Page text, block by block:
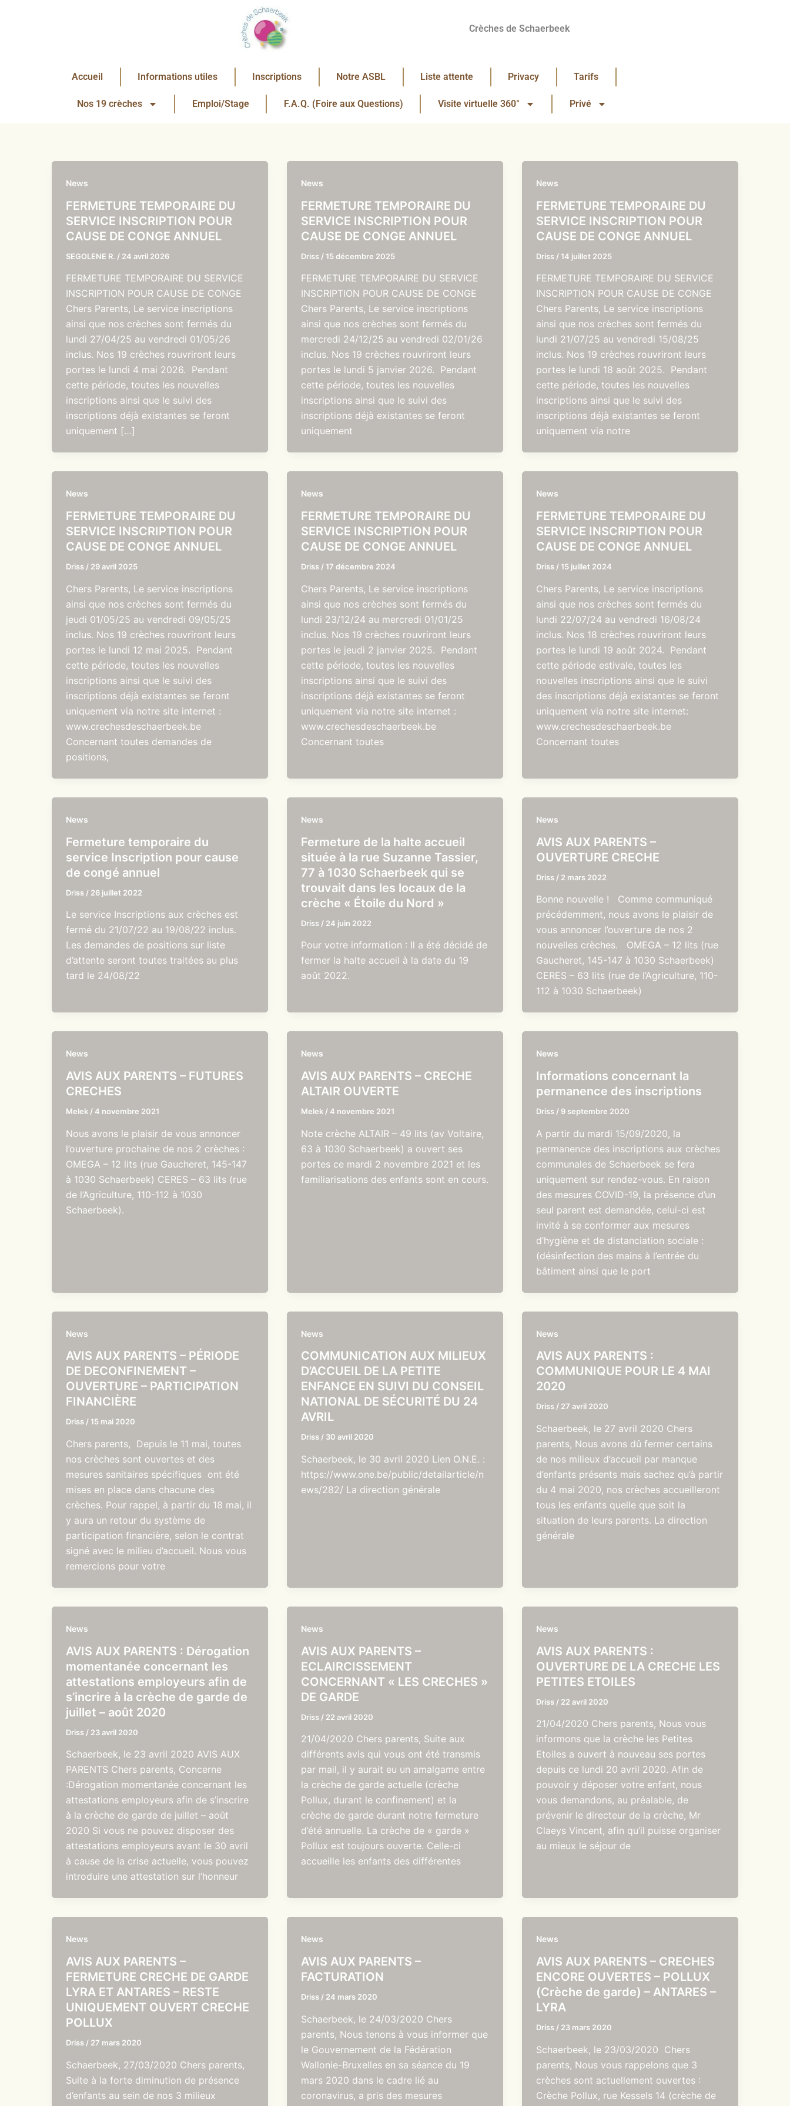
Crèches de Schaerbeek
Accueil Informations utiles Inscriptions Notre ASBL Liste attente Privacy Tarifs
Nos 19 crèches Emploi/Stage F.A.Q. (Foire aux Questions) Visite virtuelle 360° Privé
News
FERMETURE TEMPORAIRE DU
SERVICE INSCRIPTION POUR
CAUSE DE CONGE ANNUEL
SEGOLENE R. / 24 avril 2026
FERMETURE TEMPORAIRE DU SERVICE
INSCRIPTION POUR CAUSE DE CONGE
Chers Parents, Le service inscriptions
ainsi que nos crèches sont fermés du
lundi 27/04/25 au vendredi 01/05/26
inclus. Nos 19 crèches rouvriront leurs
portes le lundi 4 mai 2026. Pendant
cette période, toutes les nouvelles
inscriptions ainsi que le suivi des
inscriptions déjà existantes se feront
uniquement […]
News
FERMETURE TEMPORAIRE DU
SERVICE INSCRIPTION POUR
CAUSE DE CONGE ANNUEL
Driss / 15 décembre 2025
FERMETURE TEMPORAIRE DU SERVICE
INSCRIPTION POUR CAUSE DE CONGE
Chers Parents, Le service inscriptions
ainsi que nos crèches sont fermés du
mercredi 24/12/25 au vendredi 02/01/26
inclus. Nos 19 crèches rouvriront leurs
portes le lundi 5 janvier 2026. Pendant
cette période, toutes les nouvelles
inscriptions ainsi que le suivi des
inscriptions déjà existantes se feront
uniquement
News
FERMETURE TEMPORAIRE DU
SERVICE INSCRIPTION POUR
CAUSE DE CONGE ANNUEL
Driss / 14 juillet 2025
FERMETURE TEMPORAIRE DU SERVICE
INSCRIPTION POUR CAUSE DE CONGE
Chers Parents, Le service inscriptions
ainsi que nos crèches sont fermés du
lundi 21/07/25 au vendredi 15/08/25
inclus. Nos 19 crèches rouvriront leurs
portes le lundi 18 août 2025. Pendant
cette période, toutes les nouvelles
inscriptions ainsi que le suivi des
inscriptions déjà existantes se feront
uniquement via notre
News
FERMETURE TEMPORAIRE DU
SERVICE INSCRIPTION POUR
CAUSE DE CONGE ANNUEL
Driss / 29 avril 2025
Chers Parents, Le service inscriptions
ainsi que nos crèches sont fermés du
jeudi 01/05/25 au vendredi 09/05/25
inclus. Nos 19 crèches rouvriront leurs
portes le lundi 12 mai 2025. Pendant
cette période, toutes les nouvelles
inscriptions ainsi que le suivi des
inscriptions déjà existantes se feront
uniquement via notre site internet :
www.crechesdeschaerbeek.be
Concernant toutes demandes de
positions,
News
FERMETURE TEMPORAIRE DU
SERVICE INSCRIPTION POUR
CAUSE DE CONGE ANNUEL
Driss / 17 décembre 2024
Chers Parents, Le service inscriptions
ainsi que nos crèches sont fermés du
lundi 23/12/24 au mercredi 01/01/25
inclus. Nos 19 crèches rouvriront leurs
portes le jeudi 2 janvier 2025. Pendant
cette période, toutes les nouvelles
inscriptions ainsi que le suivi des
inscriptions déjà existantes se feront
uniquement via notre site internet :
www.crechesdeschaerbeek.be
Concernant toutes
News
FERMETURE TEMPORAIRE DU
SERVICE INSCRIPTION POUR
CAUSE DE CONGE ANNUEL
Driss / 15 juillet 2024
Chers Parents, Le service inscriptions
ainsi que nos crèches sont fermés du
lundi 22/07/24 au vendredi 16/08/24
inclus. Nos 18 crèches rouvriront leurs
portes le lundi 19 août 2024. Pendant
cette période estivale, toutes les
nouvelles inscriptions ainsi que le suivi
des inscriptions déjà existantes se feront
uniquement via notre site internet:
www.crechesdeschaerbeek.be
Concernant toutes
News
Fermeture temporaire du
service Inscription pour cause
de congé annuel
Driss / 26 juillet 2022
Le service Inscriptions aux crèches est
fermé du 21/07/22 au 19/08/22 inclus.
Les demandes de positions sur liste
d’attente seront toutes traitées au plus
tard le 24/08/22
News
Fermeture de la halte accueil
située à la rue Suzanne Tassier,
77 à 1030 Schaerbeek qui se
trouvait dans les locaux de la
crèche « Étoile du Nord »
Driss / 24 juin 2022
Pour votre information : Il a été décidé de
fermer la halte accueil à la date du 19
août 2022.
News
AVIS AUX PARENTS –
OUVERTURE CRECHE
Driss / 2 mars 2022
Bonne nouvelle ! Comme communiqué
précédemment, nous avons le plaisir de
vous annoncer l’ouverture de nos 2
nouvelles crèches. OMEGA – 12 lits (rue
Gaucheret, 145-147 à 1030 Schaerbeek)
CERES – 63 lits (rue de l’Agriculture, 110-
112 à 1030 Schaerbeek)
News
AVIS AUX PARENTS – FUTURES
CRECHES
Melek /4 novembre 2021
Nous avons le plaisir de vous annoncer
l’ouverture prochaine de nos 2 crèches :
OMEGA – 12 lits (rue Gaucheret, 145-147
à 1030 Schaerbeek) CERES – 63 lits (rue
de l’Agriculture, 110-112 à 1030
Schaerbeek).
News
AVIS AUX PARENTS – CRECHE
ALTAIR OUVERTE
Melek /4 novembre 2021
Note crèche ALTAIR – 49 lits (av Voltaire,
63 à 1030 Schaerbeek) a ouvert ses
portes ce mardi 2 novembre 2021 et les
familiarisations des enfants sont en cours.
News
Informations concernant la
permanence des inscriptions
Driss / 9 septembre 2020
A partir du mardi 15/09/2020, la
permanence des inscriptions aux crèches
communales de Schaerbeek se fera
uniquement sur rendez-vous. En raison
des mesures COVID-19, la présence d’un
seul parent est demandée, celui-ci est
invité à se conformer aux mesures
d’hygiène et de distanciation sociale :
(désinfection des mains à l’entrée du
bâtiment ainsi que le port
News
AVIS AUX PARENTS – PÉRIODE
DE DECONFINEMENT –
OUVERTURE – PARTICIPATION
FINANCIÈRE
Driss / 15 mai 2020
Chers parents, Depuis le 11 mai, toutes
nos crèches sont ouvertes et des
mesures sanitaires spécifiques ont été
mises en place dans chacune des
crèches. Pour rappel, à partir du 18 mai, il
y aura un retour du système de
participation financière, selon le contrat
signé avec le milieu d’accueil. Nous vous
remercions pour votre
News
COMMUNICATION AUX MILIEUX
D’ACCUEIL DE LA PETITE
ENFANCE EN SUIVI DU CONSEIL
NATIONAL DE SÉCURITÉ DU 24
AVRIL
Driss / 30 avril 2020
Schaerbeek, le 30 avril 2020 Lien O.N.E. :
https://www.one.be/public/detailarticle/n
ews/282/ La direction générale
News
AVIS AUX PARENTS :
COMMUNIQUE POUR LE 4 MAI
2020
Driss / 27 avril 2020
Schaerbeek, le 27 avril 2020 Chers
parents, Nous avons dû fermer certains
de nos milieux d’accueil par manque
d’enfants présents mais sachez qu’à partir
du 4 mai 2020, nos crèches accueilleront
tous les enfants quelle que soit la
situation de leurs parents. La direction
générale
News
AVIS AUX PARENTS : Dérogation
momentanée concernant les
attestations employeurs afin de
s’incrire à la crèche de garde de
juillet – août 2020
Driss / 23 avril 2020
Schaerbeek, le 23 avril 2020 AVIS AUX
PARENTS Chers parents, Concerne
:Dérogation momentanée concernant les
attestations employeurs afin de s’inscrire
à la crèche de garde de juillet – août
2020 Si vous ne pouvez disposer des
attestations employeurs avant le 30 avril
à cause de la crise actuelle, vous pouvez
introduire une attestation sur l’honneur
News
AVIS AUX PARENTS –
ECLAIRCISSEMENT
CONCERNANT « LES CRECHES »
DE GARDE
Driss / 22 avril 2020
21/04/2020 Chers parents, Suite aux
différents avis qui vous ont été transmis
par mail, il y aurait eu un amalgame entre
la crèche de garde actuelle (crèche
Pollux, durant le confinement) et la
crèche de garde durant notre fermeture
d’été annuelle. La crèche de « garde »
Pollux est toujours ouverte. Celle-ci
accueille les enfants des différentes
News
AVIS AUX PARENTS :
OUVERTURE DE LA CRECHE LES
PETITES ETOILES
Driss / 22 avril 2020
21/04/2020 Chers parents, Nous vous
informons que la crèche les Petites
Etoiles a ouvert à nouveau ses portes
depuis ce lundi 20 avril 2020. Afin de
pouvoir y déposer votre enfant, nous
vous demandons, au préalable, de
prévenir le directeur de la crèche, Mr
Claeys Vincent, afin qu’il puisse organiser
au mieux le séjour de
News
AVIS AUX PARENTS –
FERMETURE CRECHE DE GARDE
LYRA ET ANTARES – RESTE
UNIQUEMENT OUVERT CRECHE
POLLUX
Driss / 27 mars 2020
Schaerbeek, 27/03/2020 Chers parents,
Suite à la forte diminution de présence
d’enfants au sein de nos 3 milieux
News
AVIS AUX PARENTS –
FACTURATION
Driss / 24 mars 2020
Schaerbeek, le 24/03/2020 Chers
parents, Nous tenons à vous informer que
le Gouvernement de la Fédération
Wallonie-Bruxelles en sa séance du 19
mars 2020 dans le cadre lié au
coronavirus, a pris des mesures
News
AVIS AUX PARENTS – CRECHES
ENCORE OUVERTES – POLLUX
(Crèche de garde) – ANTARES –
LYRA
Driss / 23 mars 2020
Schaerbeek, le 23/03/2020 Chers
parents, Nous vous rappelons que 3
crèches sont actuellement ouvertes :
Crèche Pollux, rue Kessels 14 (crèche de